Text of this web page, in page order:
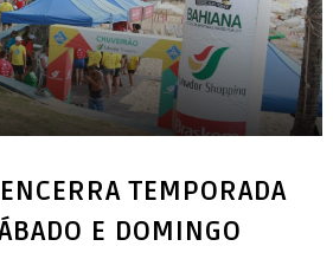
TEMPORADA
E DOMINGO